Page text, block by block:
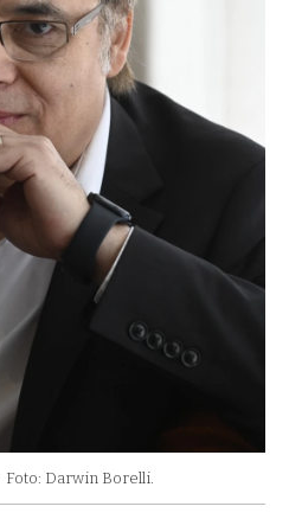
Foto: Darwin Borelli.